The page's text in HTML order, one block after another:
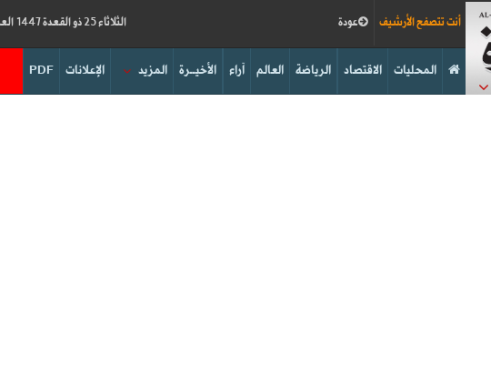
الثلاثاء 25 ذو القعدة 1447 العدد 19260 عودة أنت تتصفح الأرشيف
PDF الإعلانات المزيد الأخيــرة آراء العالم الرياضة الاقتصاد المحليات